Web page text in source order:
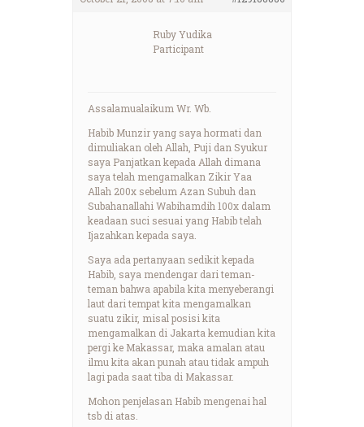
Ruby Yudika
Participant
Assalamualaikum Wr. Wb.
Habib Munzir yang saya hormati dan
dimuliakan oleh Allah, Puji dan Syukur
saya Panjatkan kepada Allah dimana
saya telah mengamalkan Zikir Yaa
Allah 200x sebelum Azan Subuh dan
Subahanallahi Wabihamdih 100x dalam
keadaan suci sesuai yang Habib telah
Ijazahkan kepada saya.
Saya ada pertanyaan sedikit kepada
Habib, saya mendengar dari teman-
teman bahwa apabila kita menyeberangi
laut dari tempat kita mengamalkan
suatu zikir, misal posisi kita
mengamalkan di Jakarta kemudian kita
pergi ke Makassar, maka amalan atau
ilmu kita akan punah atau tidak ampuh
lagi pada saat tiba di Makassar.
Mohon penjelasan Habib mengenai hal
tsb di atas.